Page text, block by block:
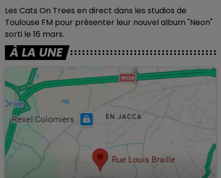
Les Cats On Trees en direct dans les studios de
Toulouse FM pour présenter leur nouvel album "Neon"
sorti le 16 mars.
À LA UNE